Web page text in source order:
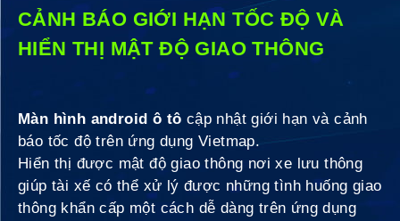
CẢNH BÁO GIỚI HẠN TỐC ĐỘ VÀ
HIỂN THỊ MẬT ĐỘ GIAO THÔNG
Màn hình android ô tô cập nhật giới hạn và cảnh
báo tốc độ trên ứng dụng Vietmap.
Hiển thị được mật độ giao thông nơi xe lưu thông
giúp tài xế có thể xử lý được những tình huống giao
thông khẩn cấp một cách dễ dàng trên ứng dụng